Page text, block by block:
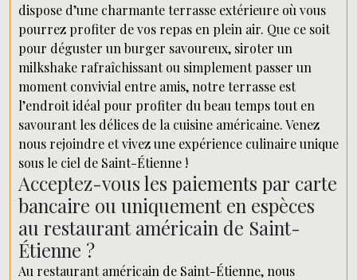
dispose d’une charmante terrasse extérieure où vous
pourrez profiter de vos repas en plein air. Que ce soit
pour déguster un burger savoureux, siroter un
milkshake rafraîchissant ou simplement passer un
moment convivial entre amis, notre terrasse est
l’endroit idéal pour profiter du beau temps tout en
savourant les délices de la cuisine américaine. Venez
nous rejoindre et vivez une expérience culinaire unique
sous le ciel de Saint-Étienne !
Acceptez-vous les paiements par carte
bancaire ou uniquement en espèces
au restaurant américain de Saint-
Étienne ?
Au restaurant américain de Saint-Étienne, nous